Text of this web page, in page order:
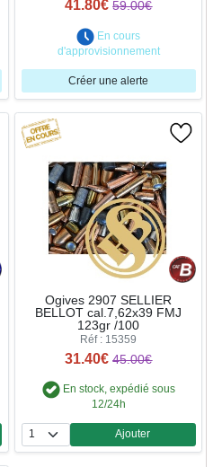
41.80€ 59.00€
En cours
d'approvisionnement
Créer une alerte
Ogives 2907 SELLIER
BELLOT cal.7,62x39 FMJ
123gr /100
Réf : 15359
31.40€ 45.00€
En stock, expédié sous
12/24h
Quantité
Ajouter